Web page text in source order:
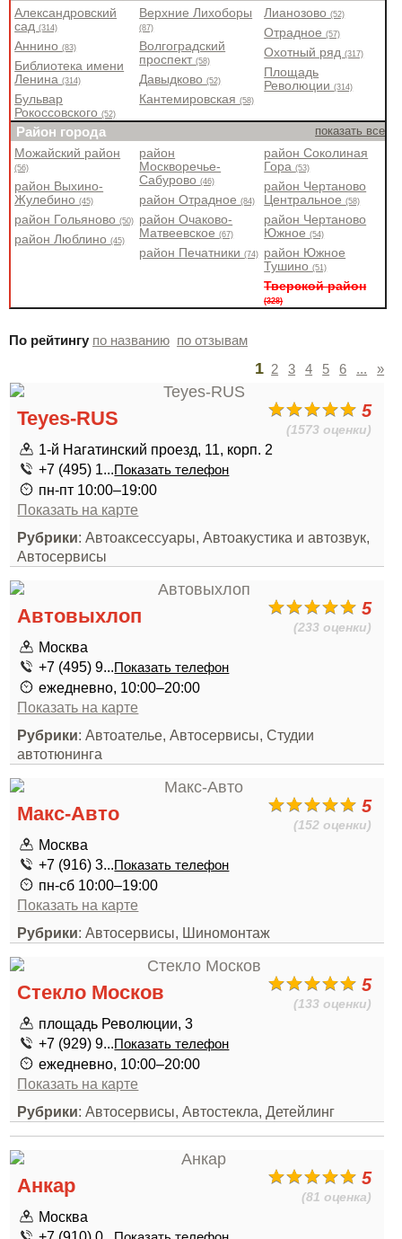
Александровский
сад(314)
Аннино(83)
Библиотека имени
Ленина(314)
Бульвар
Рокоссовского(52)
Верхние Лихоборы
(87)
Волгоградский
проспект(58)
Давыдково(52)
Кантемировская(58)
Лианозово(52)
Отрадное(57)
Охотный ряд(317)
Площадь
Революции(314)
Район города показать все
Можайский район
(56)
район Выхино-
Жулебино(45)
район Гольяново(50)
район Люблино(45)
район
Москворечье-
Сабурово(46)
район Отрадное(84)
район Очаково-
Матвеевское(67)
район Печатники(74)
район Соколиная
Гора(53)
район Чертаново
Центральное(58)
район Чертаново
Южное(54)
район Южное
Тушино(51)
Тверской район
(328)
По рейтингу по названию по отзывам
1 2 3 4 5 6 ... »
5
(1573 оценки)
Teyes-RUS
1-й Нагатинский проезд, 11, корп. 2
+7 (495) 1...Показать телефон
пн-пт 10:00–19:00
Показать на карте
Рубрики: Автоаксессуары, Автоакустика и автозвук,
Автосервисы
5
(233 оценки)
Автовыхлоп
Москва
+7 (495) 9...Показать телефон
ежедневно, 10:00–20:00
Показать на карте
Рубрики: Автоателье, Автосервисы, Студии
автотюнинга
5
(152 оценки)
Макс-Авто
Москва
+7 (916) 3...Показать телефон
пн-сб 10:00–19:00
Показать на карте
Рубрики: Автосервисы, Шиномонтаж
5
(133 оценки)
Стекло Москов
площадь Революции, 3
+7 (929) 9...Показать телефон
ежедневно, 10:00–20:00
Показать на карте
Рубрики: Автосервисы, Автостекла, Детейлинг
5
(81 оценка)
Анкар
Москва